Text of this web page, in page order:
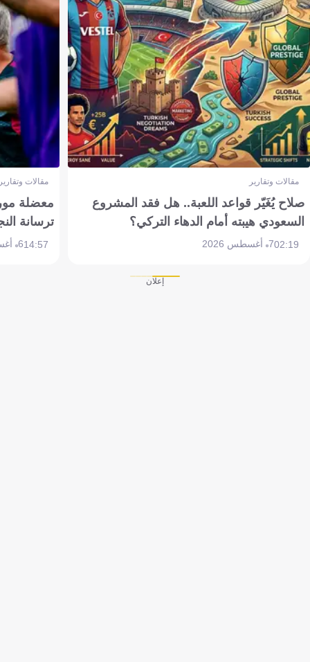
مقالات وتقارير
صلاح يُغَيّر قواعد اللعبة.. هل فقد المشروع
السعودي هيبته أمام الدهاء التركي؟
02:197 أغسطس 2026
مقالات
معضلة
ترسانة
14:576 أغسطس 2026
إعلان